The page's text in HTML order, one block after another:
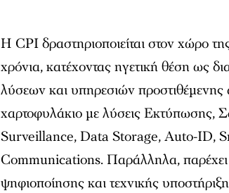
Η CPI δραστηριοποιείται στον χώρο
χρόνια, κατέχοντας ηγετική θέση ως
λύσεων και υπηρεσιών προστιθέμενης
χαρτοφυλάκιο με λύσεις
Surveillance, Data Storage, Auto-ID,
Communications. Παράλληλα, παρέχει
ψηφιοποίησης και τεχνικής